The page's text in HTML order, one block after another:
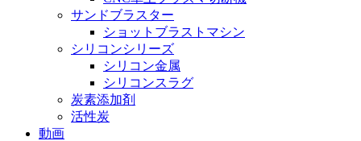
サンドブラスター
ショットブラストマシン
シリコンシリーズ
シリコン金属
シリコンスラグ
炭素添加剤
活性炭
動画